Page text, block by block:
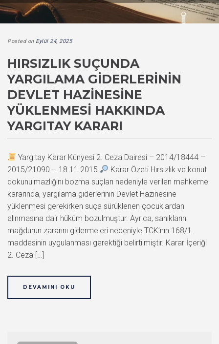
Posted on Eylül 24, 2025
HIRSIZLIK SUÇUNDA
YARGILAMA GIDERLERININ
DEVLET HAZINESINE
YÜKLENMESI HAKKINDA
YARGITAY KARARI
Yargıtay Karar Künyesi 2. Ceza Dairesi – 2014/18444 –
2015/21090 – 18.11.2015
Karar Özeti Hırsızlık ve konut
dokunulmazlığını bozma suçları nedeniyle verilen mahkeme
kararında, yargılama giderlerinin Devlet Hazinesine
yüklenmesi gerekirken suça sürüklenen çocuklardan
alınmasına dair hüküm bozulmuştur. Ayrıca, sanıkların
mağdurun zararını gidermeleri nedeniyle TCK’nın 168/1.
maddesinin uygulanması gerektiği belirtilmiştir. Karar İçeriği
2. Ceza […]
DEVAMINI OKU